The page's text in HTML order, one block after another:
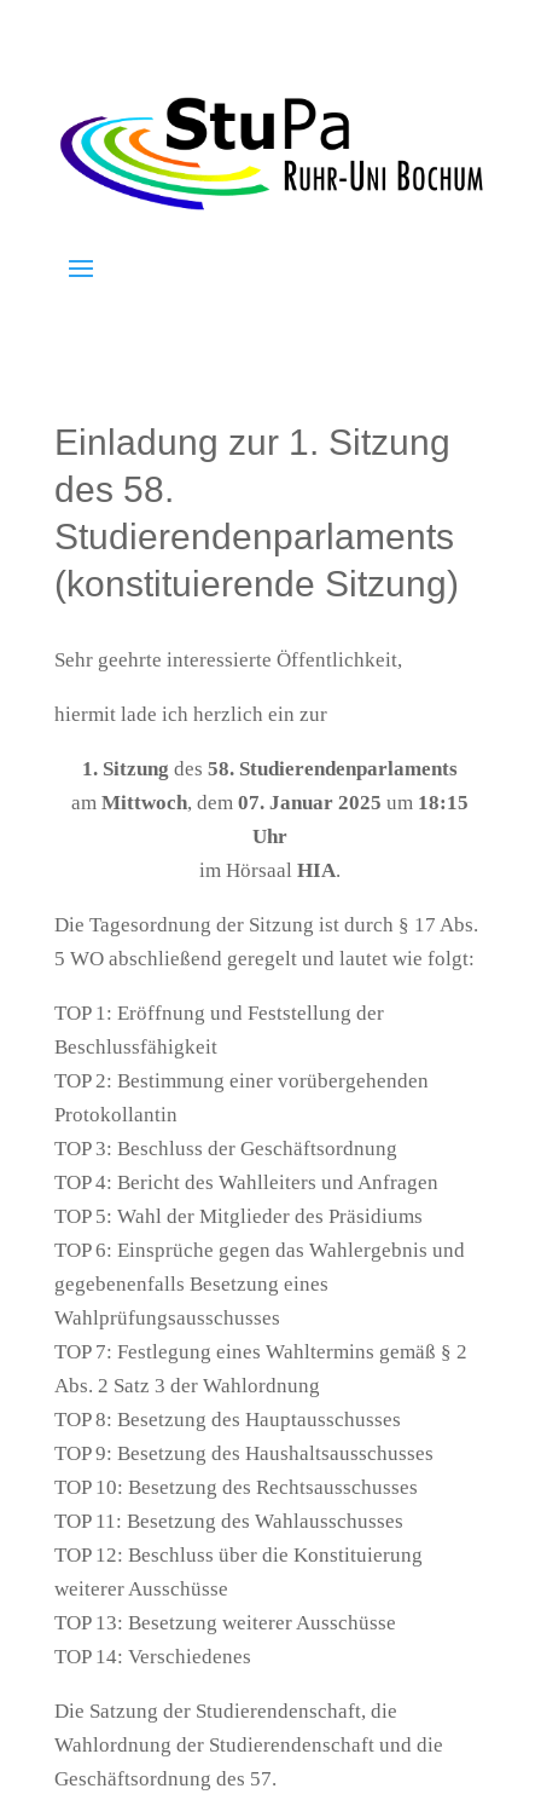
Einladung zur 1. Sitzung
des 58.
Studierendenparlaments
(konstituierende Sitzung)
Sehr geehrte interessierte Öffentlichkeit,
hiermit lade ich herzlich ein zur
1. Sitzungdes 58. Studierendenparlaments
amMittwoch, dem07. Januar 2025um 18:15
Uhr
im HörsaalHIA.
Die Tagesordnung der Sitzung ist durch § 17 Abs.
5 WO abschließend geregelt und lautet wie folgt:
TOP 1: Eröffnung und Feststellung der
Beschlussfähigkeit
TOP 2: Bestimmung einer vorübergehenden
Protokollantin
TOP 3: Beschluss der Geschäftsordnung
TOP 4: Bericht des Wahlleiters und Anfragen
TOP 5: Wahl der Mitglieder des Präsidiums
TOP 6: Einsprüche gegen das Wahlergebnis und
gegebenenfalls Besetzung eines
Wahlprüfungsausschusses
TOP 7: Festlegung eines Wahltermins gemäß § 2
Abs. 2 Satz 3 der Wahlordnung
TOP 8: Besetzung des Hauptausschusses
TOP 9: Besetzung des Haushaltsausschusses
TOP 10: Besetzung des Rechtsausschusses
TOP 11: Besetzung des Wahlausschusses
TOP 12: Beschluss über die Konstituierung
weiterer Ausschüsse
TOP 13: Besetzung weiterer Ausschüsse
TOP 14: Verschiedenes
Die Satzung der Studierendenschaft, die
Wahlordnung der Studierendenschaft und die
Geschäftsordnung des 57.